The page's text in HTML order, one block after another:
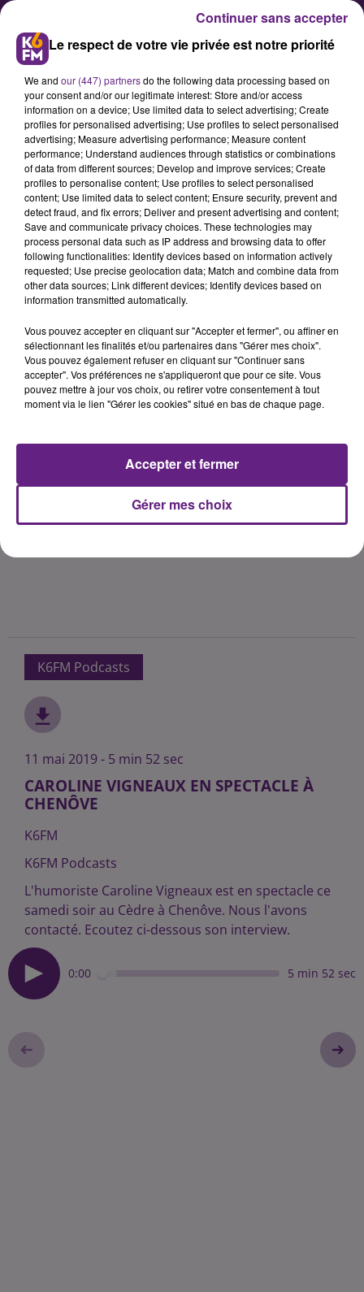
Caroline Vigneaux en spectacle à
Chenôve
K6FM Podcasts
11 mai 2019 - 5 min 52 sec
CAROLINE VIGNEAUX EN SPECTACLE À
CHENÔVE
K6FM
K6FM Podcasts
L'humoriste Caroline Vigneaux est en spectacle ce
samedi soir au Cèdre à Chenôve. Nous l'avons
contacté. Ecoutez ci-dessous son interview.
0:00 5 min 52 sec
Le respect de votre vie privée est notre priorité
We and our (447) partnersdo the following data processing based on
your consent and/or our legitimate interest: Store and/or access
information on a device; Use limited data to select advertising; Create
profiles for personalised advertising; Use profiles to select personalised
advertising; Measure advertising performance; Measure content
performance; Understand audiences through statistics or combinations
of data from different sources; Develop and improve services; Create
profiles to personalise content; Use profiles to select personalised
content; Use limited data to select content; Ensure security, prevent and
detect fraud, and fix errors; Deliver and present advertising and content;
Save and communicate privacy choices. These technologies may
process personal data such as IP address and browsing data to offer
following functionalities: Identify devices based on information actively
requested; Use precise geolocation data; Match and combine data from
other data sources; Link different devices; Identify devices based on
information transmitted automatically.
Vous pouvez accepter en cliquant sur "Accepter et fermer", ou affiner en
sélectionnant les finalités et/ou partenaires dans "Gérer mes choix".
Vous pouvez également refuser en cliquant sur "Continuer sans
accepter". Vos préférences ne s'appliqueront que pour ce site. Vous
pouvez mettre à jour vos choix, ou retirer votre consentement à tout
moment via le lien "Gérer les cookies" situé en bas de chaque page.
Gérer mes choix
Accepter et fermer
Continuer sans accepter